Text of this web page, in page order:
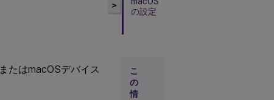
たはmacOSデバイス
>
の設定
こ
の
情